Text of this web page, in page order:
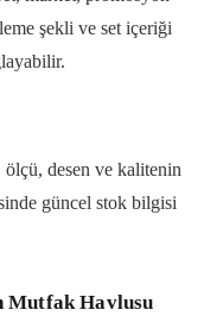
şekli ve set içeriği
ölçü, desen ve kalitenin
güncel stok bilgisi
Mutfak Havlusu